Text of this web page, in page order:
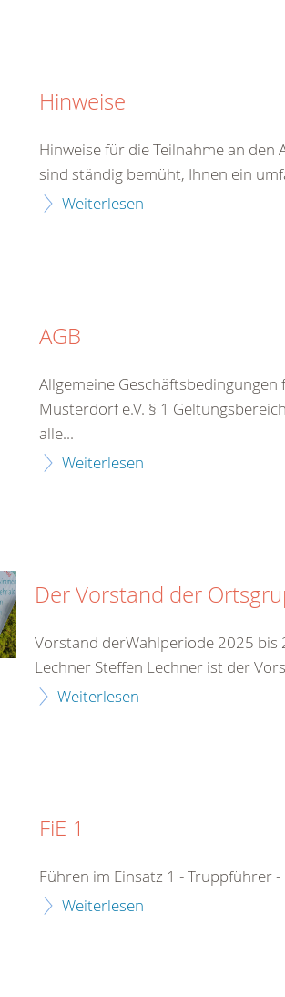
Hinweise
Hinweise für die Teilnahme an den
sind ständig bemüht, Ihnen ein
Weiterlesen
AGB
Allgemeine
Musterdorf e.V. § 1
alle...
Weiterlesen
Der Vorstand der
Vorstand derWahlperiode 2025 bis
Lechner Steffen Lechner ist der
Weiterlesen
FiE 1
Führen im Einsatz 1 - Truppführer
Weiterlesen